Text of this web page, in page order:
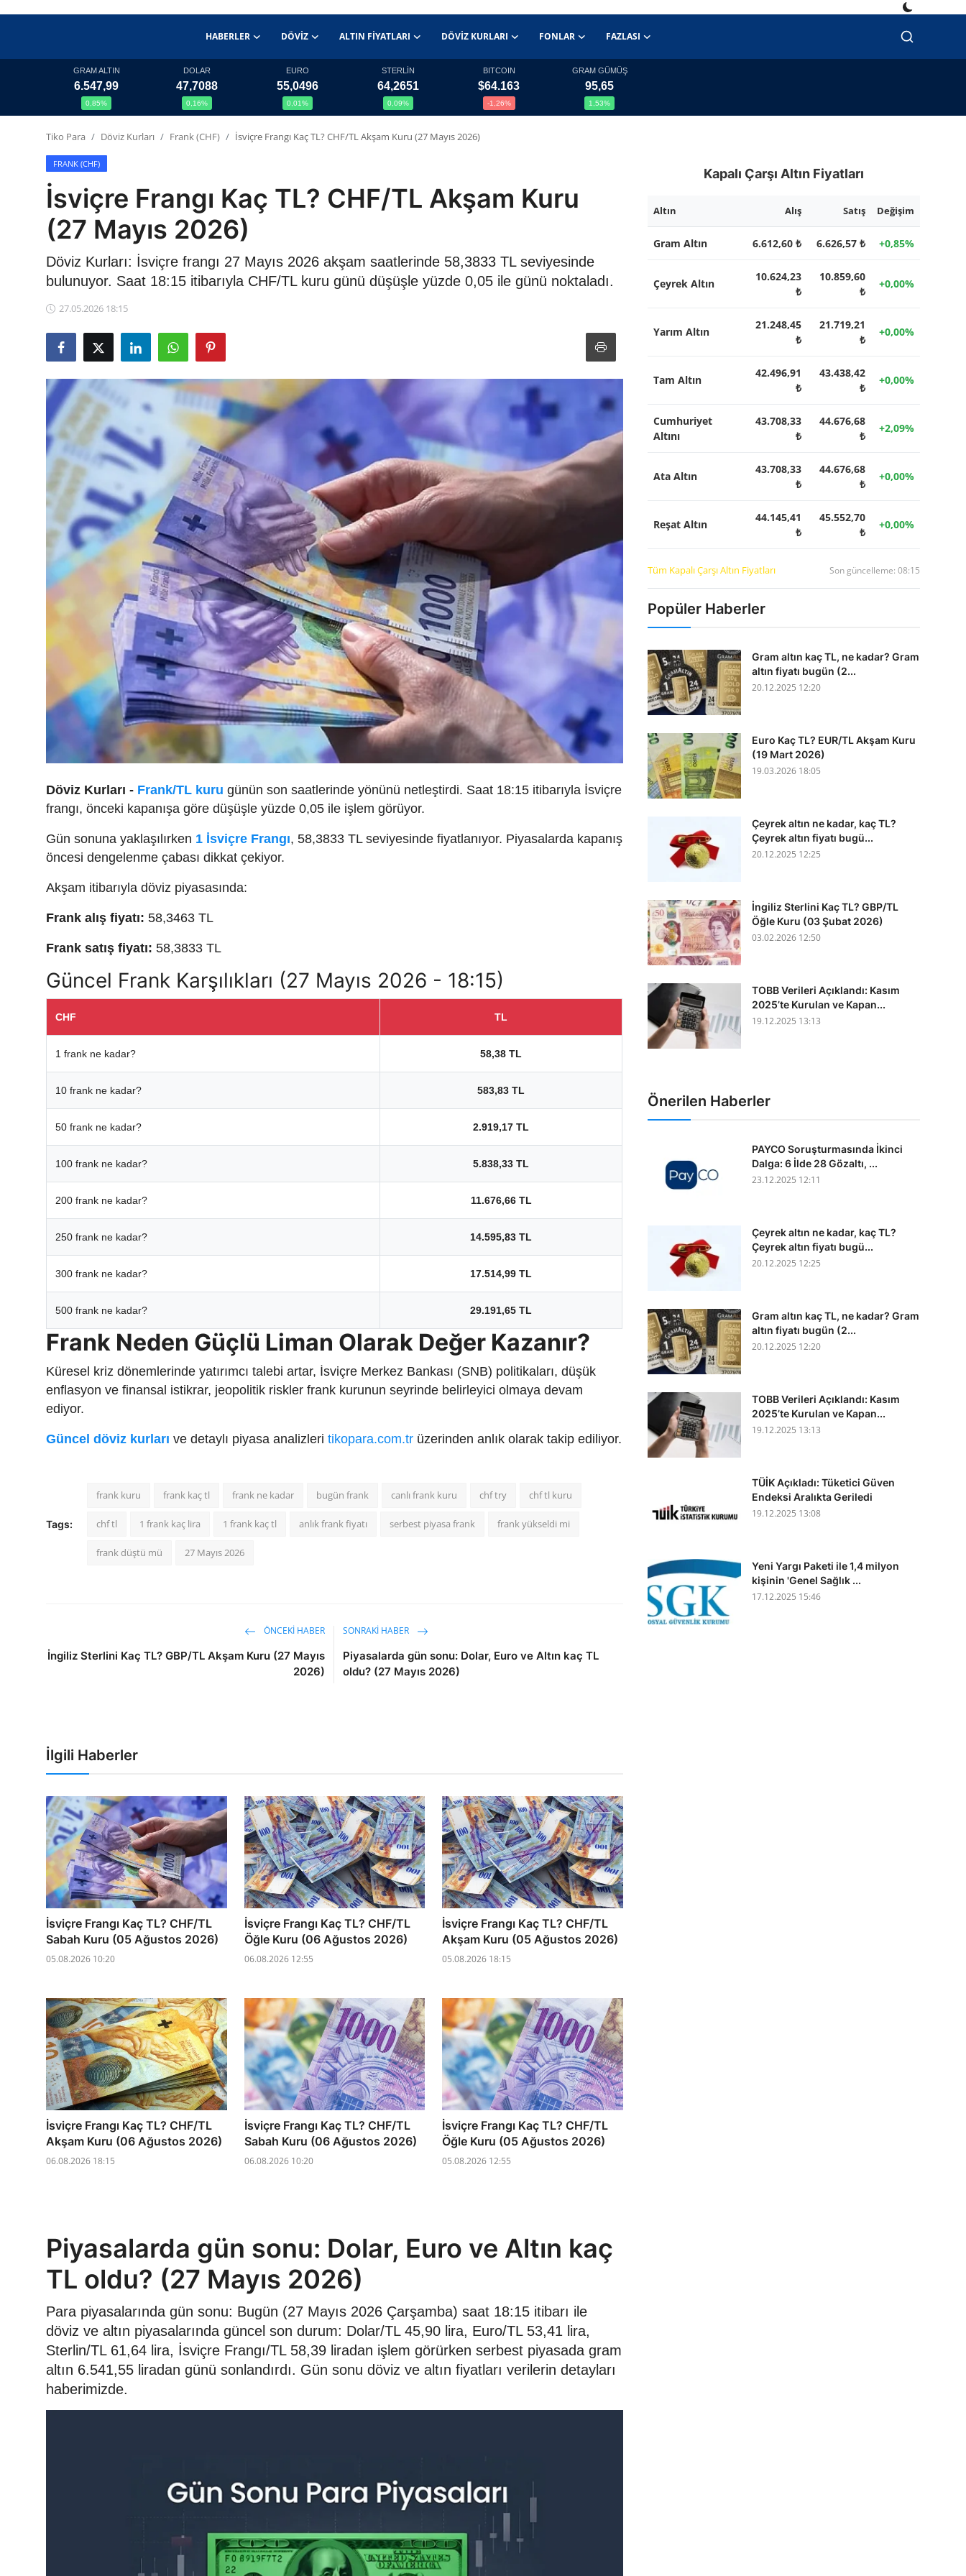
HABERLER DÖVIZ ALTIN FIYATLARI DÖVIZ KURLARI FONLAR FAZLASI
Altın Fiyatları
Döviz Kurları
Kripto Paralar
Çeviriciler
TCMB Kurları
Kapalı Çarşı
Şirket Haberleri
GRAM ALTIN
6.547,99
0,85%
DOLAR
47,7088
0,16%
EURO
55,0496
0,01%
STERLİN
64,2651
0,09%
BITCOIN
$64.163
-1,26%
GRAM GÜMÜŞ
95,65
1,53%
Tiko Para Döviz Kurları Frank (CHF) İsviçre Frangı Kaç TL? CHF/TL Akşam Kuru (27 Mayıs 2026)
FRANK (CHF)
İsviçre Frangı Kaç TL? CHF/TL Akşam Kuru
(27 Mayıs 2026)
Döviz Kurları: İsviçre frangı 27 Mayıs 2026 akşam saatlerinde 58,3833 TL seviyesinde
bulunuyor. Saat 18:15 itibarıyla CHF/TL kuru günü düşüşle yüzde 0,05 ile günü noktaladı.
27.05.2026 18:15
Döviz Kurları - Frank/TL kuru günün son saatlerinde yönünü netleştirdi. Saat 18:15 itibarıyla İsviçre
frangı, önceki kapanışa göre düşüşle yüzde 0,05 ile işlem görüyor.
Gün sonuna yaklaşılırken 1 İsviçre Frangı, 58,3833 TL seviyesinde fiyatlanıyor. Piyasalarda kapanış
öncesi dengelenme çabası dikkat çekiyor.
Akşam itibarıyla döviz piyasasında:
Frank alış fiyatı: 58,3463 TL
Frank satış fiyatı: 58,3833 TL
Güncel Frank Karşılıkları (27 Mayıs 2026 - 18:15)
CHF TL
1 frank ne kadar? 58,38 TL
10 frank ne kadar? 583,83 TL
50 frank ne kadar? 2.919,17 TL
100 frank ne kadar? 5.838,33 TL
200 frank ne kadar? 11.676,66 TL
250 frank ne kadar? 14.595,83 TL
300 frank ne kadar? 17.514,99 TL
500 frank ne kadar? 29.191,65 TL
Frank Neden Güçlü Liman Olarak Değer Kazanır?
Küresel kriz dönemlerinde yatırımcı talebi artar, İsviçre Merkez Bankası (SNB) politikaları, düşük
enflasyon ve finansal istikrar, jeopolitik riskler frank kurunun seyrinde belirleyici olmaya devam
ediyor.
Güncel döviz kurları ve detaylı piyasa analizleri tikopara.com.tr üzerinden anlık olarak takip ediliyor.
Tags:
frank kuru frank kaç tl frank ne kadar bugün frank canlı frank kuru chf try chf tl kuru
chf tl 1 frank kaç lira 1 frank kaç tl anlık frank fiyatı serbest piyasa frank frank yükseldi mi
frank düştü mü 27 Mayıs 2026
ÖNCEKI HABER
İngiliz Sterlini Kaç TL? GBP/TL Akşam Kuru (27 Mayıs
2026)
SONRAKI HABER
Piyasalarda gün sonu: Dolar, Euro ve Altın kaç TL
oldu? (27 Mayıs 2026)
İlgili Haberler
İsviçre Frangı Kaç TL? CHF/TL
Sabah Kuru (05 Ağustos 2026)
05.08.2026 10:20
İsviçre Frangı Kaç TL? CHF/TL
Öğle Kuru (06 Ağustos 2026)
06.08.2026 12:55
İsviçre Frangı Kaç TL? CHF/TL
Akşam Kuru (05 Ağustos 2026)
05.08.2026 18:15
İsviçre Frangı Kaç TL? CHF/TL
Akşam Kuru (06 Ağustos 2026)
06.08.2026 18:15
İsviçre Frangı Kaç TL? CHF/TL
Sabah Kuru (06 Ağustos 2026)
06.08.2026 10:20
İsviçre Frangı Kaç TL? CHF/TL
Öğle Kuru (05 Ağustos 2026)
05.08.2026 12:55
Piyasalarda gün sonu: Dolar, Euro ve Altın kaç
TL oldu? (27 Mayıs 2026)
Para piyasalarında gün sonu: Bugün (27 Mayıs 2026 Çarşamba) saat 18:15 itibarı ile
döviz ve altın piyasalarında güncel son durum: Dolar/TL 45,90 lira, Euro/TL 53,41 lira,
Sterlin/TL 61,64 lira, İsviçre Frangı/TL 58,39 liradan işlem görürken serbest piyasada gram
altın 6.541,55 liradan günü sonlandırdı. Gün sonu döviz ve altın fiyatları verilerin detayları
haberimizde.
Kapalı Çarşı Altın Fiyatları
Altın Alış Satış Değişim
Gram Altın 6.612,60 ₺ 6.626,57 ₺ +0,85%
Çeyrek Altın
10.624,23
₺
10.859,60
₺
+0,00%
Yarım Altın
21.248,45
₺
21.719,21
₺
+0,00%
Tam Altın
42.496,91
₺
43.438,42
₺
+0,00%
Cumhuriyet
Altını
43.708,33
₺
44.676,68
₺
+2,09%
Ata Altın
43.708,33
₺
44.676,68
₺
+0,00%
Reşat Altın
44.145,41
₺
45.552,70
₺
+0,00%
Tüm Kapalı Çarşı Altın Fiyatları Son güncelleme: 08:15
Popüler Haberler
Gram altın kaç TL, ne kadar? Gram
altın fiyatı bugün (2...
20.12.2025 12:20
Euro Kaç TL? EUR/TL Akşam Kuru
(19 Mart 2026)
19.03.2026 18:05
Çeyrek altın ne kadar, kaç TL?
Çeyrek altın fiyatı bugü...
20.12.2025 12:25
İngiliz Sterlini Kaç TL? GBP/TL
Öğle Kuru (03 Şubat 2026)
03.02.2026 12:50
TOBB Verileri Açıklandı: Kasım
2025’te Kurulan ve Kapan...
19.12.2025 13:13
Önerilen Haberler
PAYCO Soruşturmasında İkinci
Dalga: 6 İlde 28 Gözaltı, ...
23.12.2025 12:11
Çeyrek altın ne kadar, kaç TL?
Çeyrek altın fiyatı bugü...
20.12.2025 12:25
Gram altın kaç TL, ne kadar? Gram
altın fiyatı bugün (2...
20.12.2025 12:20
TOBB Verileri Açıklandı: Kasım
2025’te Kurulan ve Kapan...
19.12.2025 13:13
TÜİK Açıkladı: Tüketici Güven
Endeksi Aralıkta Geriledi
19.12.2025 13:08
Yeni Yargı Paketi ile 1,4 milyon
kişinin 'Genel Sağlık ...
17.12.2025 15:46